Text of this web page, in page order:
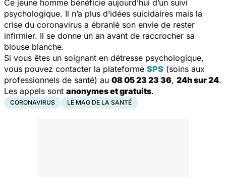
Ce jeune homme bénéficie aujourd’hui d’un suivi
psychologique. Il n’a plus d’idées suicidaires mais la
crise du coronavirus a ébranlé son envie de rester
infirmier. Il se donne un an avant de raccrocher sa
blouse blanche.
Si vous êtes un soignant en détresse psychologique,
vous pouvez contacter la plateforme SPS (soins aux
professionnels de santé) au 08 05 23 23 36, 24h sur 24.
Les appels sont anonymes et gratuits.
CORONAVIRUS LE MAG DE LA SANTÉ